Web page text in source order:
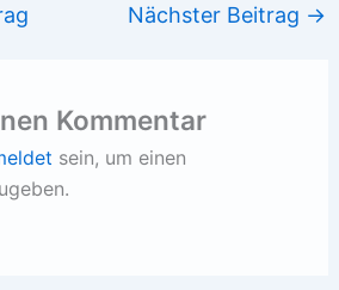
Nächster Beitrag →
Kommentar
sein, um einen